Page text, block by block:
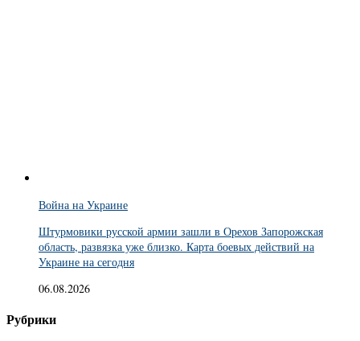
Война на Украине
Штурмовики русской армии зашли в Орехов Запорожская
область, развязка уже близко. Карта боевых действий на
Украине на сегодня
06.08.2026
Рубрики